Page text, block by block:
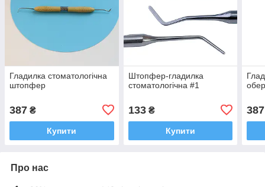
Гладилка стоматологічна
штопфер
387 ₴
Купити
Штопфер-гладилка
стоматологічна #1
133₴
Купити
387
Про нас